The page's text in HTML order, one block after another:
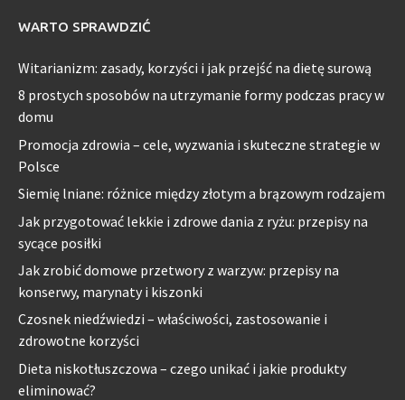
WARTO SPRAWDZIĆ
Witarianizm: zasady, korzyści i jak przejść na dietę surową
8 prostych sposobów na utrzymanie formy podczas pracy w
domu
Promocja zdrowia – cele, wyzwania i skuteczne strategie w
Polsce
Siemię lniane: różnice między złotym a brązowym rodzajem
Jak przygotować lekkie i zdrowe dania z ryżu: przepisy na
sycące posiłki
Jak zrobić domowe przetwory z warzyw: przepisy na
konserwy, marynaty i kiszonki
Czosnek niedźwiedzi – właściwości, zastosowanie i
zdrowotne korzyści
Dieta niskotłuszczowa – czego unikać i jakie produkty
eliminować?